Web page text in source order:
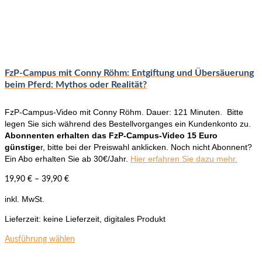
FzP-Campus mit Conny Röhm: Entgiftung und Übersäuerung
beim Pferd: Mythos oder Realität?
FzP-Campus-Video mit Conny Röhm. Dauer: 121 Minuten. Bitte
legen Sie sich während des Bestellvorganges ein Kundenkonto zu.
Abonnenten erhalten das FzP-Campus-Video 15 Euro
günstiger, bitte bei der Preiswahl anklicken. Noch nicht Abonnent?
Ein Abo erhalten Sie ab 30€/Jahr. Hier erfahren Sie dazu mehr.
19,90 € – 39,90 €
inkl. MwSt.
Lieferzeit: keine Lieferzeit, digitales Produkt
Ausführung wählen